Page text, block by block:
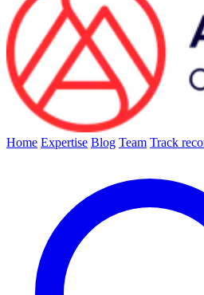
Home Expertise Blog Team Track